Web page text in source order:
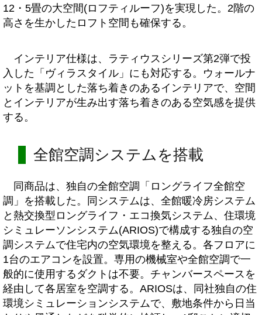
12・5畳の大空間(ロフティルーフ)を実現した。2階の
高さを生かしたロフト空間も確保する。
インテリア仕様は、ラティウスシリーズ第2弾で投
入した「ヴィラスタイル」にも対応する。ウォールナ
ットを基調とした落ち着きのあるインテリアで、空間
とインテリアが生み出す落ち着きのある空気感を提供
する。
全館空調システムを搭載
同商品は、独自の全館空調「ロングライフ全館空
調」を搭載した。同システムは、全館暖冷房システム
と熱交換型ロングライフ・エコ換気システム、住環境
シミュレーソンシステム(ARIOS)で構成する独自の空
調システムで住宅内の空気環境を整える。各フロアに
1台のエアコンを設置。専用の機械室や全館空調で一
般的に使用するダクトは不要。チャンバースペースを
経由して各居室を空調する。ARIOSは、同社独自の住
環境シミュレーションシステムで、敷地条件から日当